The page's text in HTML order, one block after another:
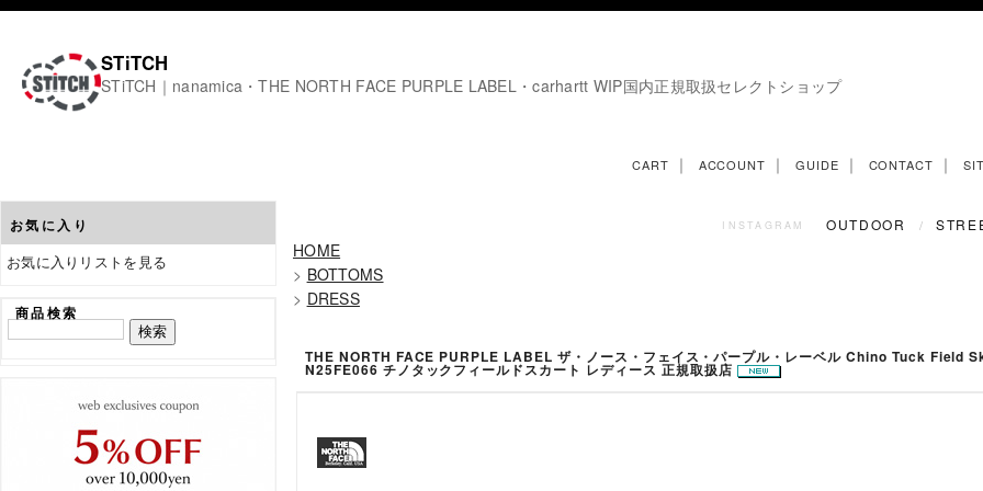
STiTCH
STiTCH｜nanamica・THE NORTH FACE PURPLE LABEL・carhartt WIP国内正規取扱セレクトショップ
CART ｜ ACCOUNT ｜ GUIDE ｜ CONTACT ｜
お気に入り
お気に入りリストを見る
商品検索
INSTAGRAM OUTDOOR /
HOME
> BOTTOMS
> DRESS
THE NORTH FACE PURPLE LABEL ザ・ノース・フェイス・パープル・レーベル Chino Tuck Field
N25FE066 チノタックフィールドスカート レディース 正規取扱店